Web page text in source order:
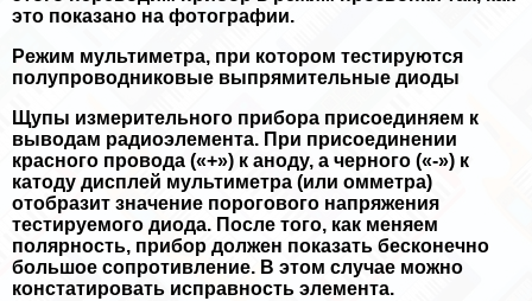
это показано на фотографии.
Режим мультиметра, при котором тестируются
полупроводниковые выпрямительные диоды
Щупы измерительного прибора присоединяем к
выводам радиоэлемента. При присоединении
красного провода («+») к аноду, а черного («-») к
катоду дисплей мультиметра (или омметра)
отобразит значение порогового напряжения
тестируемого диода. После того, как меняем
полярность, прибор должен показать бесконечно
большое сопротивление. В этом случае можно
констатировать исправность элемента.